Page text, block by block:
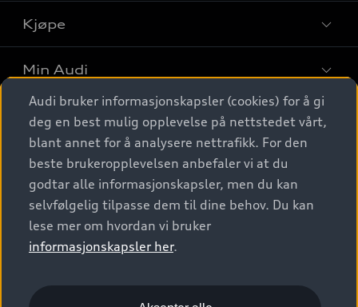
Finn din Audi
Sammenlign bilmodeller
Elbiler
SUV
Stasjonsvogn
Sportback
S/RS
Konseptbiler og prototyper
Kjøpe
Kjøpshjelp
Biler på lager
Finn forhandler
Bestill prøvekjøring
Kontakt forhandler
Bilgarantier
Min Audi
Behold nybilfølelsen
Audi Originalt tilbehør
Verkstedtjenester
Digitale tjenester
Audi digitale tjenester
Audi connect
Functions on demand
Kom i gang med myAudi
Audi Norge
Kundeservice
Audi Driving Experience
© 2026 AUDI NORGE. All Rights Reserved.
Audi bruker informasjonskapsler (cookies) for å gi
deg en best mulig opplevelse på nettstedet vårt,
blant annet for å analysere nettrafikk. For den
beste brukeropplevelsen anbefaler vi at du
godtar alle informasjonskapsler, men du kan
selvfølgelig tilpasse dem til dine behov. Du kan
lese mer om hvordan vi bruker
informasjonskapsler her.